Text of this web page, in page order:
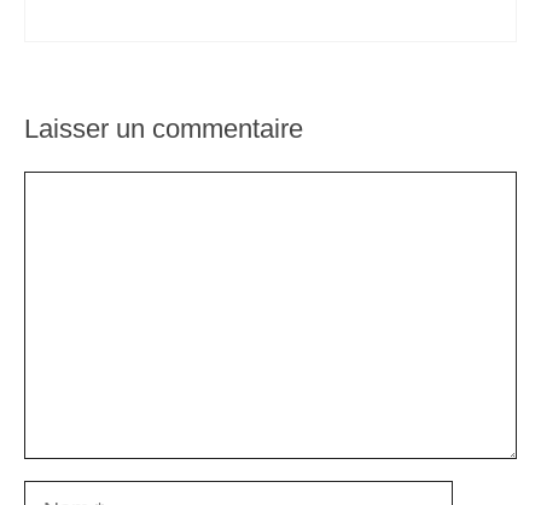
Laisser un commentaire
Nom